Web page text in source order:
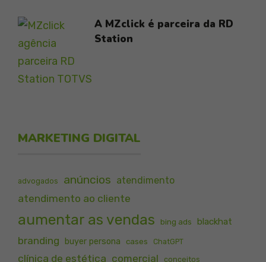
A MZclick é parceira da RD
Station
MARKETING DIGITAL
advogados anúncios atendimento
atendimento ao cliente
aumentar as vendas bing ads blackhat
branding buyer persona cases ChatGPT
clínica de estética comercial conceitos